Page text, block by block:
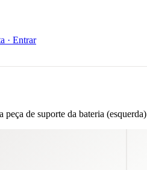
· Entrar
peça de suporte da bateria (esquerda)